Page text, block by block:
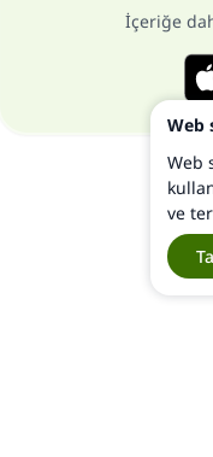
İçeriğe
Web
Web
ve